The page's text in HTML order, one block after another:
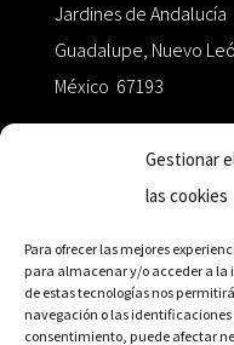
Gestionar
las cookies
Para ofrecer las mejores
para almacenar y/o acceder a la
de estas tecnologías nos
navegación o las identificaciones
consentimiento, puede afectar
Jardines de Andalucía
Guadalupe, Nuevo
México 67193
+52 811.499.5638
RED DE